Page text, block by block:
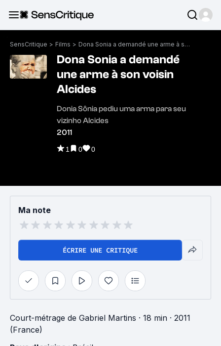
SensCritique > Films > Dona Sonia a demandé une arme à son voisin Alcides
Dona Sonia a demandé
une arme à son voisin
Alcides
Donia Sônia pediu uma arma para seu
vizinho Alcides
2011
1 0 0
Ma note
ÉCRIRE UNE CRITIQUE
Court-métrage de Gabriel Martins · 18 min · 2011
(France)